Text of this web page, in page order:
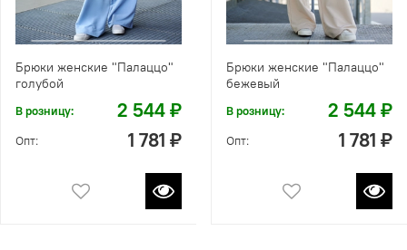
Брюки женские "Палаццо"
голубой
В розницу: 2 544 ₽
Опт: 1 781 ₽
Брюки женские "Палаццо"
бежевый
В розницу: 2 544 ₽
Опт: 1 781 ₽